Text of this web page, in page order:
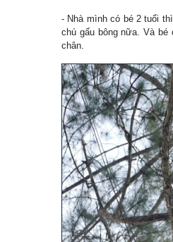
- Nhà mình có bé 2 tuổi
chú gấu bông nữa. Và bé
chân.